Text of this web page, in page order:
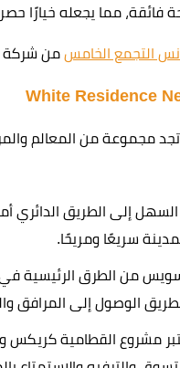
فائقة، مما يجعله خيارًا
التجمع الخامس من شركة
مجموعة من المعالم
إلى الطريق الدائري
سريعًا ومريحًا.
من الطرق الرئيسية في
الوصول إلى المرافق
مشروع القطامية كريكس